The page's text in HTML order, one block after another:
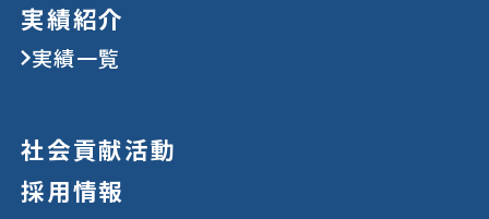
実績紹介
実績一覧
社会貢献活動
採用情報